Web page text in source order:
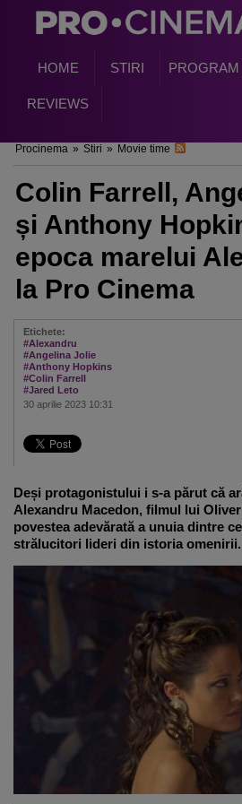
HOME STIRI PROGRAM
REVIEWS
Procinema » Stiri » Movie time
Colin Farrell,
și Anthony
epoca marelui
la Pro Cinema
Etichete:
#Alexandru
#Angelina Jolie
#Anthony Hopkins
#Colin Farrell
#Jared Leto
30 aprilie 2023 10:31
Deși protagonistului i s-a părut că
Alexandru Macedon, filmul lui
povestea adevărată a unuia dintre
strălucitori lideri din istoria omenirii.